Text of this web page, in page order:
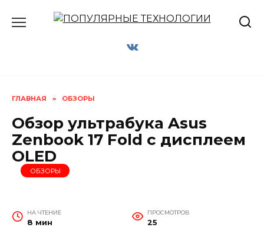
ГЛАВНАЯ » ОБЗОРЫ
Обзор ультрабука Asus
Zenbook 17 Fold с дисплеем
OLED
ОБЗОРЫ
НА ЧТЕНИЕ
8 мин
ПРОСМОТРОВ
25